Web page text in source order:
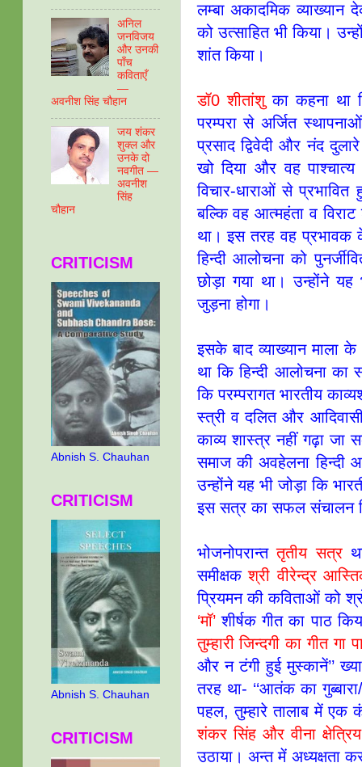
लम्बा अकादमिक व्याख्यान
को उत्साहित भी किया।
शांत किया।
डॉ0 शीतांशुका कहना था
परम्परा से अर्जित
प्रसाद द्विवेदी और नंद
खो दिया और वह
विचार-धाराओं से
बल्कि वह आत्महंता व
था। इस तरह वह प्रभावक
हिन्दी आलोचना को
छोड़ा गया था। उन्होंने
जुड़ना होगा।
इसके बाद व्याख्यान माला
था कि हिन्दी आलोचना का
कि परम्परागत भारतीय
स्त्री व दलित और
काव्य शास्त्र नहीं गढ़ा जा
समाज की अवहेलना
उन्होंने यह भी जोड़ा कि
इस सत्र का सफल संचालन
भोजनोपरान्ततृतीय सत्र
समीक्षकश्री वीरेन्द्र
प्रियमन की कविताओं को
‘मॉ’शीर्षक गीत का पाठ
तुम्हारी जिन्दगी का गीत गा
और न टंगी हुई मुस्कानें’’
तरह था- ‘‘आतंक का
पहल, तुम्हारे तालाब में एक
शंकर सिंह और वीना क्षेत्रिय
उठाया। अन्त में अध्यक्षता
अनिल
जनविजय
और उनकी
पाँच
कविताएँ
—
अवनीश सिंह चौहान
जय शंकर
शुक्ल और
उनके दो
नवगीत —
अवनीश
सिंह
चौहान
CRITICISM
Abnish S. Chauhan
CRITICISM
Abnish S. Chauhan
CRITICISM